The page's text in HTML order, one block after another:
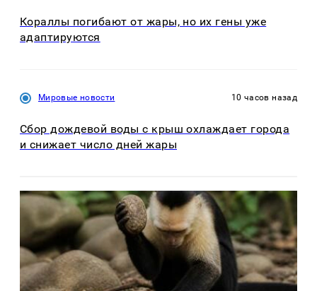
Кораллы погибают от жары, но их гены уже
адаптируются
Мировые новости 10 часов назад
Сбор дождевой воды с крыш охлаждает города
и снижает число дней жары